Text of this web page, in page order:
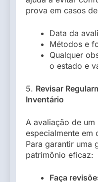
prova em casos
Data da
Métodos e
Qualquer
o estado e
5. Revisar
Inventário
A avaliação de
especialmente em
Para garantir uma
patrimônio eficaz:
Faça